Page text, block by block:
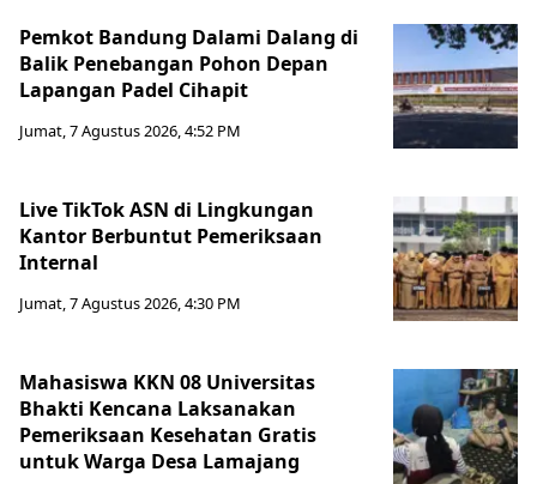
Pemkot Bandung Dalami Dalang di
Balik Penebangan Pohon Depan
Lapangan Padel Cihapit
Jumat, 7 Agustus 2026, 4:52 PM
Live TikTok ASN di Lingkungan
Kantor Berbuntut Pemeriksaan
Internal
Jumat, 7 Agustus 2026, 4:30 PM
Mahasiswa KKN 08 Universitas
Bhakti Kencana Laksanakan
Pemeriksaan Kesehatan Gratis
untuk Warga Desa Lamajang